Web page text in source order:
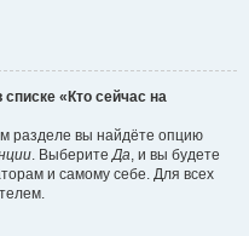
«Кто сейчас на
разделе вы найдёте опцию
. ВыберитеДа, и вы будете
и самому себе. Для всех